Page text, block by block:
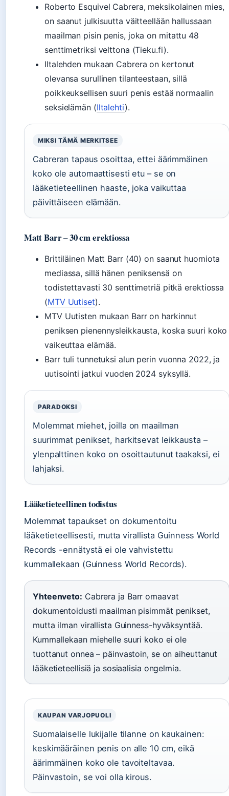
Roberto Esquivel Cabrera, meksikolainen mies,
on saanut julkisuutta väitteellään hallussaan
maailman pisin penis, joka on mitattu 48
senttimetriksi velttona (Tieku.fi).
Iltalehden mukaan Cabrera on kertonut
olevansa surullinen tilanteestaan, sillä
poikkeuksellisen suuri penis estää normaalin
seksielämän (Iltalehti).
MIKSI TÄMÄ MERKITSEE
Cabreran tapaus osoittaa, ettei äärimmäinen
koko ole automaattisesti etu – se on
lääketieteellinen haaste, joka vaikuttaa
päivittäiseen elämään.
Matt Barr – 30 cm erektiossa
Brittiläinen Matt Barr (40) on saanut huomiota
mediassa, sillä hänen peniksensä on
todistettavasti 30 senttimetriä pitkä erektiossa
(MTV Uutiset).
MTV Uutisten mukaan Barr on harkinnut
peniksen pienennysleikkausta, koska suuri koko
vaikeuttaa elämää.
Barr tuli tunnetuksi alun perin vuonna 2022, ja
uutisointi jatkui vuoden 2024 syksyllä.
PARADOKSI
Molemmat miehet, joilla on maailman
suurimmat penikset, harkitsevat leikkausta –
ylenpalttinen koko on osoittautunut taakaksi, ei
lahjaksi.
Lääketieteellinen todistus
Molemmat tapaukset on dokumentoitu
lääketieteellisesti, mutta virallista Guinness World
Records -ennätystä ei ole vahvistettu
kummallekaan (Guinness World Records).
Yhteenveto: Cabrera ja Barr omaavat
dokumentoidusti maailman pisimmät penikset,
mutta ilman virallista Guinness-hyväksyntää.
Kummallekaan miehelle suuri koko ei ole
tuottanut onnea – päinvastoin, se on aiheuttanut
lääketieteellisiä ja sosiaalisia ongelmia.
KAUPAN VARJOPUOLI
Suomalaiselle lukijalle tilanne on kaukainen:
keskimääräinen penis on alle 10 cm, eikä
äärimmäinen koko ole tavoiteltavaa.
Päinvastoin, se voi olla kirous.